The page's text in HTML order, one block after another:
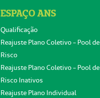
ESPAÇO ANS
Qualificação
Reajuste Plano Coletivo - Pool de
Risco
Reajuste Plano Coletivo - Pool de
Risco Inativos
Reajuste Plano Individual